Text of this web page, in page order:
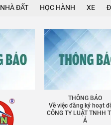
NHÀ ĐẤT HỌC HÀNH XE
THÔNG BÁO
Về việc đăng ký hoạt
CÔNG TY LUẬT TNHH
Á